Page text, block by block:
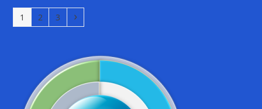
Page
1 Page
2 Page
3 Next